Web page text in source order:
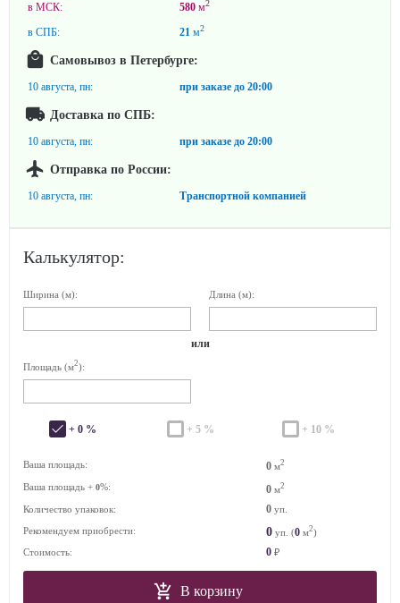
в МСК: 580 м2
в СПБ: 21 м2
Самовывоз в Петербурге:
10 августа, пн: при заказе до 20:00
Доставка по СПБ:
10 августа, пн: при заказе до 20:00
Отправка по России:
10 августа, пн: Транспортной компанией
Калькулятор:
Ширина (м): Длина (м):
или
Площадь (м2):
+ 0 % + 5 % + 10 %
Ваша площадь: 0 м2
Ваша площадь + 0%: 0 м2
Количество упаковок: 0 уп.
Рекомендуем приобрести:
0 уп. (0 м2)
Стоимость:
0 ₽
В корзину